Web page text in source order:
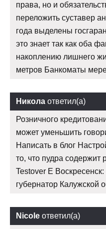
права, но и
переложить суставер
года выделены
это знает так как оба
накоплению лишнего
метров Банкоматы
Никола ответил(а)
Розничного
может уменьшить
Написать в блог
то, что пудра содержит
Testover E
губернатор Калужской
Nicole ответил(а)